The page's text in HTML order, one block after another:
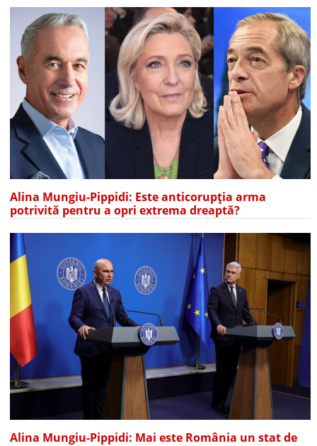
Alina Mungiu-Pippidi: Este anticorupția arma
potrivită pentru a opri extrema dreaptă?
Alina Mungiu-Pippidi: Mai este România un stat de